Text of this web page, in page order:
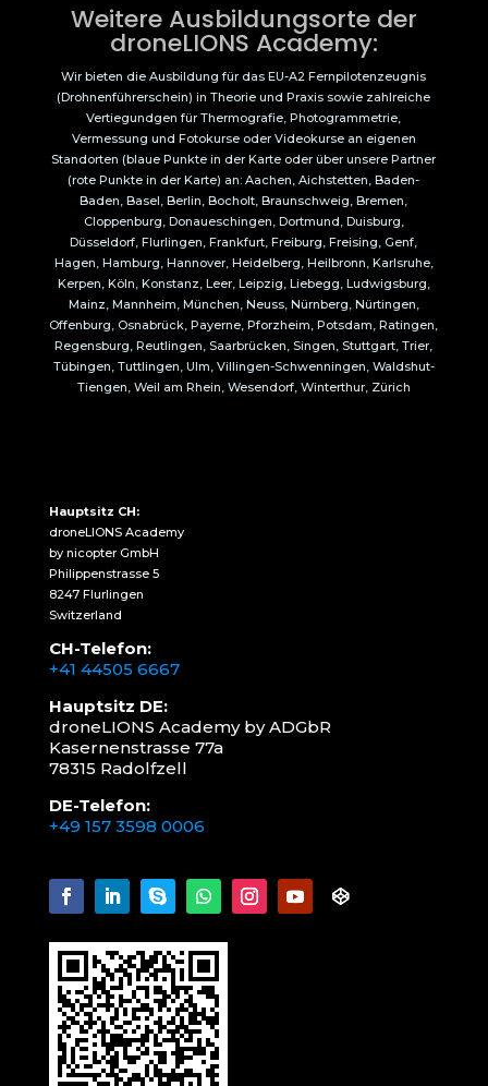
Weitere Ausbildungsorte der
droneLIONS Academy:
Wir bieten die Ausbildung für das EU-A2 Fernpilotenzeugnis
(Drohnenführerschein) in Theorie und Praxis sowie zahlreiche
Vertiegundgen für Thermografie, Photogrammetrie,
Vermessung und Fotokurse oder Videokurse an eigenen
Standorten (blaue Punkte in der Karte oder über unsere Partner
(rote Punkte in der Karte) an: Aachen, Aichstetten, Baden-
Baden, Basel, Berlin, Bocholt, Braunschweig, Bremen,
Cloppenburg, Donaueschingen, Dortmund, Duisburg,
Düsseldorf, Flurlingen, Frankfurt, Freiburg, Freising, Genf,
Hagen, Hamburg, Hannover, Heidelberg, Heilbronn, Karlsruhe,
Kerpen, Köln, Konstanz, Leer, Leipzig, Liebegg, Ludwigsburg,
Mainz, Mannheim, München, Neuss, Nürnberg, Nürtingen,
Offenburg, Osnabrück, Payerne, Pforzheim, Potsdam, Ratingen,
Regensburg, Reutlingen, Saarbrücken, Singen, Stuttgart, Trier,
Tübingen, Tuttlingen, Ulm, Villingen-Schwenningen, Waldshut-
Tiengen, Weil am Rhein, Wesendorf, Winterthur, Zürich
Hauptsitz CH:
droneLIONS Academy
by nicopter GmbH
Philippenstrasse 5
8247 Flurlingen
Switzerland
CH-Telefon:
+41 44505 6667
Hauptsitz DE:
droneLIONS Academy by ADGbR
Kasernenstrasse 77a
78315 Radolfzell
DE-Telefon:
+49 157 3598 0006